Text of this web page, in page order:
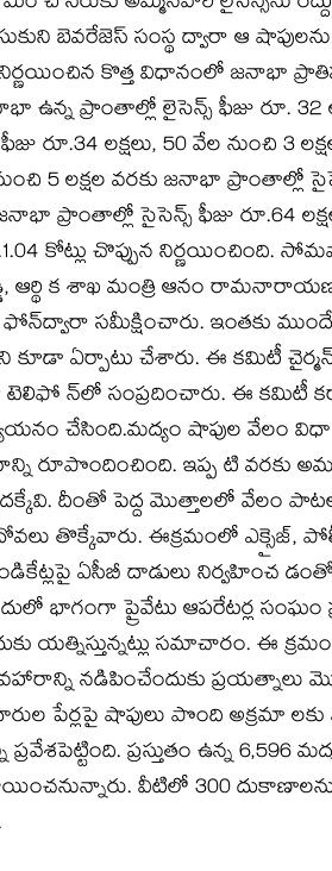
బెవరేజెస్‌ సంస్థ ద్వారా ఆ
కొత్త విధానంలో జనాభా
ప్రాంతాల్లో లైసెన్స్‌ ఫీజు రూ. 32
రూ.34 లక్షలు, 50 వేల నుంచి 3
5 లక్షల వరకు జనాభా ప్రాంతాల్లో
ప్రాంతాల్లో సైసెన్స్‌ ఫీజు రూ.64
కోట్లు చొప్పున నిర్ణయించింది.
ఆర్థి క శాఖ మంత్రి ఆనం
ఫోన్‌ద్వారా సమీక్షించారు. ఇంతకు
కూడా ఏర్పాటు చేశారు. ఈ కమిటీ
న్‌లో సంప్రదించారు. ఈ కమిటీ
చేసింది.మద్యం షాపుల వేలం విధా
రూపొందించింది. ఇప్ప టి వరకు
దీంతో పెద్ద మొత్తాలలో వేలం
తొక్కేవారు. ఈక్రమంలో ఎక్సైజ్‌,
ఏసీబీ దాడులు నిర్వహించ
ప్రైవేటు ఆపరేటర్ల సంఘం
యత్నిస్తున్నట్లు సమాచారం. ఈ
నడిపించేందుకు ప్రయత్నాలు
పేర్లపై షాపులు పొంది అక్రమా లకు
ప్రస్తుతం ఉన్న 6,596
వీటిలో 300 దుకాణాలను